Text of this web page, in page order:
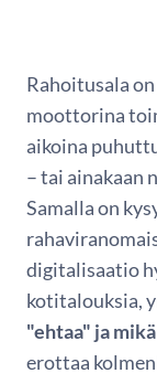
Rahoitusala
moottorina
aikoina
– tai ainakaan
Samalla on
digitalisaatio
kotitalouksia,
"ehtaa" ja
erottaa